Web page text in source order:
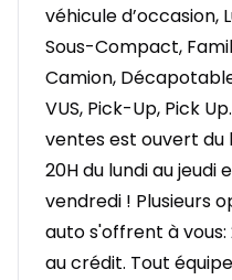
véhicule d’occasion,
Sous-Compact,
Camion,
VUS, Pick-Up, Pick
ventes est ouvert du
20H du lundi au jeudi
vendredi ! Plusieurs
auto s'offrent à
au crédit. Tout